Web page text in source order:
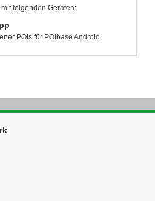
folgenden Geräten:
POIs für POIbase Android